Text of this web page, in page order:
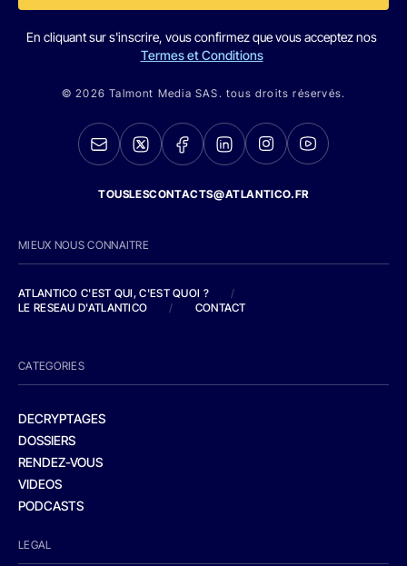
En cliquant sur s'inscrire, vous confirmez que vous acceptez nos
Termes et Conditions
© 2026 Talmont Media SAS. tous droits réservés.
TOUSLESCONTACTS@ATLANTICO.FR
MIEUX NOUS CONNAITRE
ATLANTICO C'EST QUI, C'EST QUOI ?
/
LE RESEAU D'ATLANTICO
/ CONTACT
CATEGORIES
DECRYPTAGES
DOSSIERS
RENDEZ-VOUS
VIDEOS
PODCASTS
LEGAL